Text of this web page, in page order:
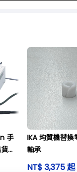
手
前
IKA 均質機替換
軸承
NT$ 3,375 起